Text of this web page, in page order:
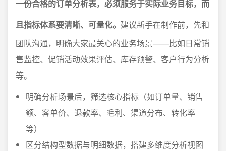
一份合格的订单分析表，必须服务于实际业务目标，而
且指标体系要清晰、可量化。 建议新手在制作前，先和
团队沟通，明确大家最关心的业务场景——比如日常销
售监控、促销活动效果评估、库存预警、客户行为分析
等。
明确分析场景后，筛选核心指标（如订单量、销售
额、客单价、退款率、毛利、渠道分布、转化率
等）
区分结构型数据与明细数据，搭建多维度分析视图